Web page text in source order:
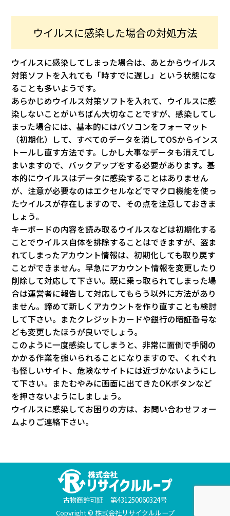
ウイルスに感染した場合の対処方法
ウイルスに感染してしまった場合は、あとからウイルス
対策ソフトを入れても「時すでに遅し」という状態にな
ることも多いようです。
あらかじめウイルス対策ソフトを入れて、ウイルスに感
染しないことがいちばん大切なことですが、感染してし
まった場合には、基本的にはパソコンをフォーマット
（初期化）して、すべてのデータを消してOSからインス
トールし直す方法です。しかし大事なデータも消えてし
まいますので、バックアップをする必要があります。基
本的にウイルスはデータに感染することはありません
が、注意が必要なのはエクセルなどでマクロ機能を使っ
たウイルスが存在しますので、その点を注意しておきま
しょう。
キーボードの内容を読み取るウイルスなどは初期化する
ことでウイルス自体を排除することはできますが、盗ま
れてしまったアカウント情報は、初期化しても取り戻す
ことができません。早急にアカウント情報を変更したり
削除して対応して下さい。既に乗っ取られてしまった場
合は運営者に報告して対応してもらう以外に方法があり
ません。諦めて新しくアカウントを作り直すことも検討
して下さい。またクレジットカードや銀行の暗証番号な
ども変更したほうが良いでしょう。
このように一度感染してしまうと、非常に面倒で手間の
かかる作業を強いられることになりますので、くれぐれ
も怪しいサイト、危険なサイトには近づかないようにし
て下さい。またむやみに画面に出てきたOKボタンなど
を押さないようにしましょう。
ウイルスに感染してお困りの方は、お問い合わせフォー
ムよりご連絡下さい。
古物商許可証 第431250060324号
Copyright © 株式会社リサイクルループ